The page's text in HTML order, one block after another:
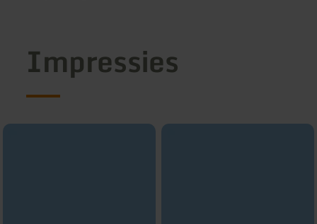
Impressies